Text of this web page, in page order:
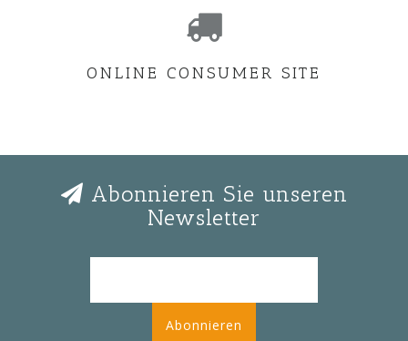
ONLINE CONSUMER SITE
Abonnieren Sie unseren
Newsletter
Abonnieren